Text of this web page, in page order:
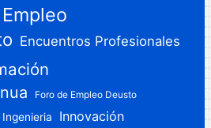
Empleo
Encuentros Profesionales
Foro de Empleo Deusto
Ingenieria Innovación